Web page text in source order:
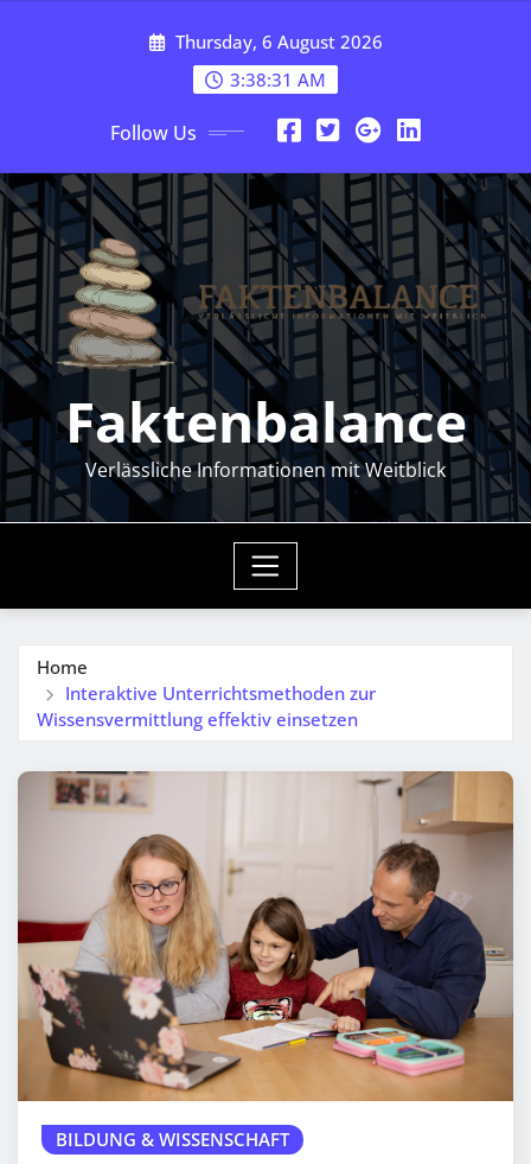
Thursday, 6 August 2026
3:38:32 AM
Follow Us
Faktenbalance
Verlässliche Informationen mit Weitblick
Home
Interaktive Unterrichtsmethoden zur
Wissensvermittlung effektiv einsetzen
BILDUNG & WISSENSCHAFT